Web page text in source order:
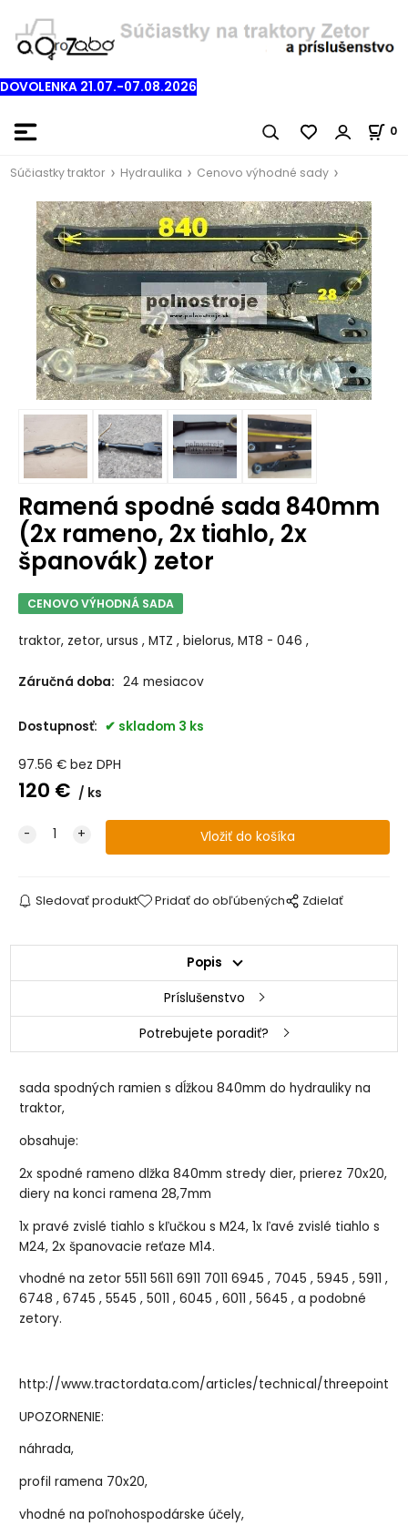
DOVOLENKA 21.07.-07.08.2026
0
Súčiastky traktor Hydraulika Cenovo výhodné sady
Ramená spodné sada 840mm
(2x rameno, 2x tiahlo, 2x
španovák) zetor
CENOVO VÝHODNÁ SADA
traktor, zetor, ursus , MTZ , bielorus, MT8 - 046 ,
Záručná doba: 24 mesiacov
Dostupnosť: skladom 3 ks
97.56 € bez DPH
120 € ks
Sledovať produkt Pridať do obľúbených Zdielať
Popis
Príslušenstvo
Potrebujete poradiť?
sada spodných ramien s dĺžkou 840mm do hydrauliky na
traktor,
obsahuje:
2x spodné rameno dlžka 840mm stredy dier, prierez 70x20,
diery na konci ramena 28,7mm
1x pravé zvislé tiahlo s kľučkou s M24, 1x ľavé zvislé tiahlo s
M24, 2x španovacie reťaze M14.
vhodné na zetor 5511 5611 6911 7011 6945 , 7045 , 5945 , 5911 ,
6748 , 6745 , 5545 , 5011 , 6045 , 6011 , 5645 , a podobné
zetory.
http://www.tractordata.com/articles/technical/
UPOZORNENIE:
náhrada,
profil ramena 70x20,
vhodné na poľnohospodárske účely,